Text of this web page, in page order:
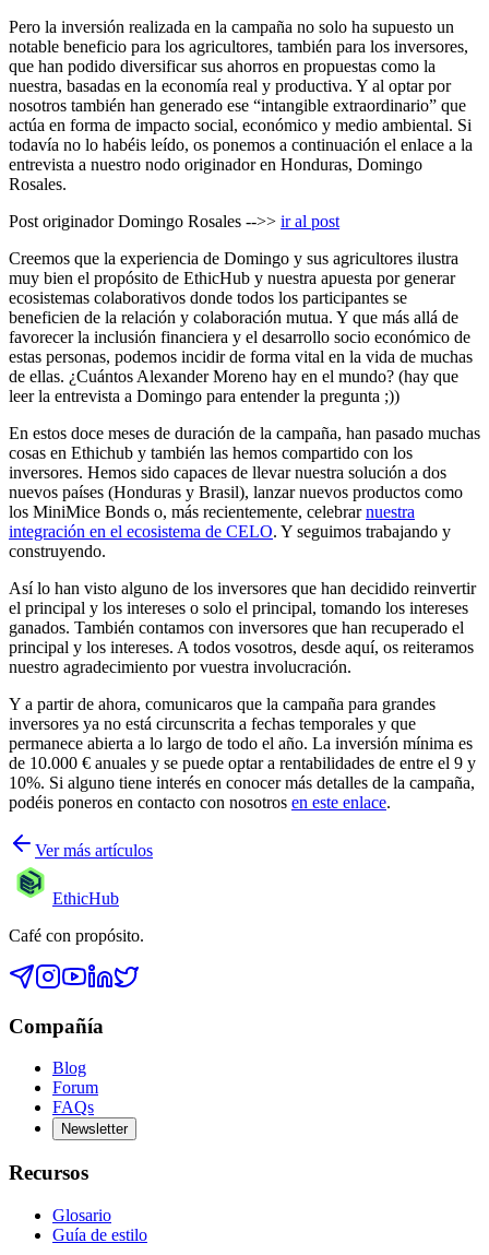
Pero la inversión realizada en la campaña no solo ha supuesto un
notable beneficio para los agricultores, también para los inversores,
que han podido diversificar sus ahorros en propuestas como la
nuestra, basadas en la economía real y productiva. Y al optar por
nosotros también han generado ese “intangible extraordinario” que
actúa en forma de impacto social, económico y medio ambiental. Si
todavía no lo habéis leído, os ponemos a continuación el enlace a la
entrevista a nuestro nodo originador en Honduras, Domingo
Rosales.
Post originador Domingo Rosales -->> ir al post
Creemos que la experiencia de Domingo y sus agricultores ilustra
muy bien el propósito de EthicHub y nuestra apuesta por generar
ecosistemas colaborativos donde todos los participantes se
beneficien de la relación y colaboración mutua. Y que más allá de
favorecer la inclusión financiera y el desarrollo socio económico de
estas personas, podemos incidir de forma vital en la vida de muchas
de ellas. ¿Cuántos Alexander Moreno hay en el mundo? (hay que
leer la entrevista a Domingo para entender la pregunta ;))
En estos doce meses de duración de la campaña, han pasado muchas
cosas en Ethichub y también las hemos compartido con los
inversores. Hemos sido capaces de llevar nuestra solución a dos
nuevos países (Honduras y Brasil), lanzar nuevos productos como
los MiniMice Bonds o, más recientemente, celebrarnuestra
integración en el ecosistema de CELO. Y seguimos trabajando y
construyendo.
Así lo han visto alguno de los inversores que han decidido reinvertir
el principal y los intereses o solo el principal, tomando los intereses
ganados. También contamos con inversores que han recuperado el
principal y los intereses. A todos vosotros, desde aquí, os reiteramos
nuestro agradecimiento por vuestra involucración.
Y a partir de ahora, comunicaros que la campaña para grandes
inversores ya no está circunscrita a fechas temporales y que
permanece abierta a lo largo de todo el año. La inversión mínima es
de 10.000 € anuales y se puede optar a rentabilidades de entre el 9 y
10%. Si alguno tiene interés en conocer más detalles de la campaña,
podéis poneros en contacto con nosotros en este enlace.
Ver más artículos
EthicHub
Café con propósito.
Compañía
Blog
Forum
FAQs
Newsletter
Recursos
Glosario
Guía de estilo